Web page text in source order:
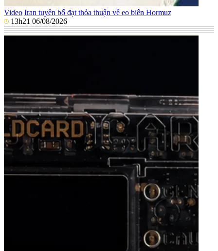
Video Iran tuyên bố đạt thỏa thuận về eo biển Hormuz
13h21 06/08/2026